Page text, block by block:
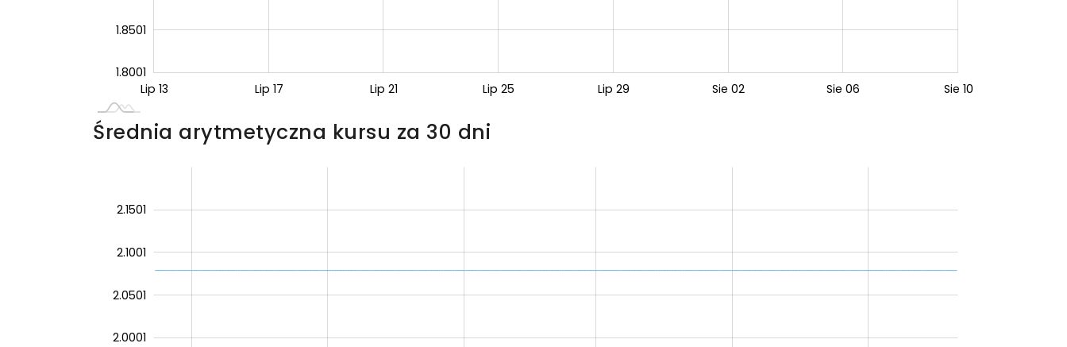
1.8001
1.8501
L
Lip 13 Lip 17 Lip 21 Lip 25 Lip 29 Sie 02 Sie 06 Sie 10
Sie 14
Średnia arytmetyczna kursu za 30 dni
2.0001
2.0001
2.0501
2.1001
2.1501